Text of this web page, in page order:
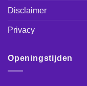
Disclaimer
Privacy
Openingstijden